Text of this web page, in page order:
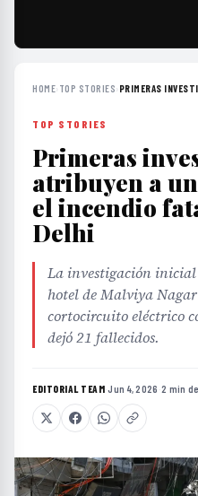
HOME› TOP STORIES› PRIMERAS
TOP STORIES
Primeras
atribuyen a
el incendio
Delhi
La investigación inicial
hotel de Malviya
cortocircuito eléctrico
dejó 21 fallecidos.
EDITORIAL TEAM·Jun 4, 2026 ·2 min